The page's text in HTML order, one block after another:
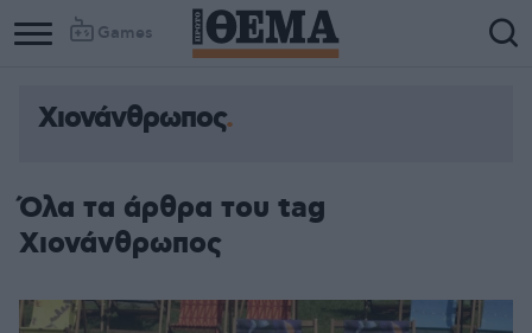
Games
Χιονάνθρωπος
Όλα τα άρθρα του tag
Χιονάνθρωπος